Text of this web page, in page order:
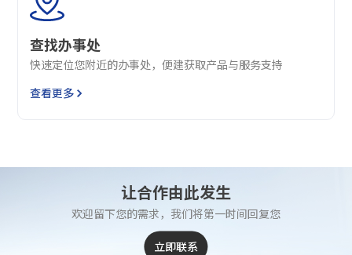
查找办事处
快速定位您附近的办事处，便建获取产品与服务支持
查看更多
让合作由此发生
欢迎留下您的需求，我们将第一时间回复您
立即联系